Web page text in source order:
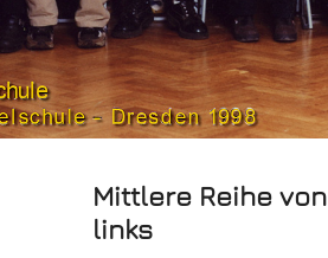
Mittlere Reihe von
links